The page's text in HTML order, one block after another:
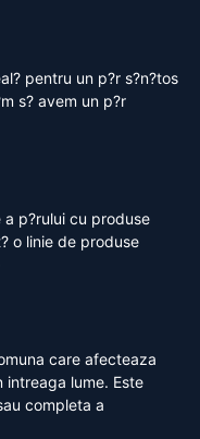
pentru un p?r s?n?tos
s? avem un p?r
a p?rului cu produse
o linie de produse
care afecteaza
intreaga lume. Este
completa a